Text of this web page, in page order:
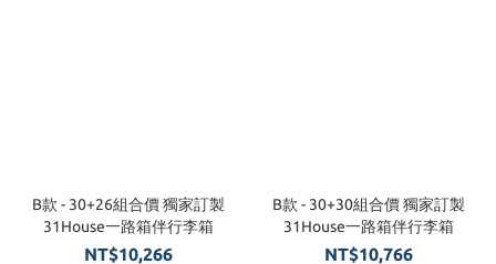
B款 - 30+26組合價 獨家訂製
31House一路箱伴行李箱
NT$10,266
B款 - 30+30組合價 獨家訂製
31House一路箱伴行李箱
NT$10,766